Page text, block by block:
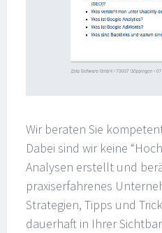
Wir beraten Sie
Dabei sind wir keine
Analysen erstellt und
praxiserfahrenes
Strategien, Tipps und
dauerhaft in Ihrer